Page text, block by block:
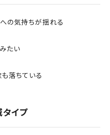
の気持ちが揺れる
たい
落ちている
イプ